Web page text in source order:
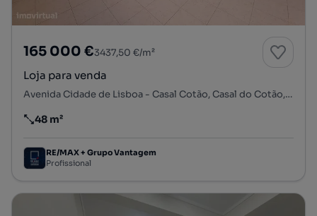
165 000 €3437,50 €/m²
Loja para venda
Avenida Cidade de Lisboa - Casal Cotão, Casal do Cotão, Cacém e São Marcos, Sintra, Lisboa
Preço por metro quadrado
48 m²
RE/MAX + Grupo Vantagem
Profissional